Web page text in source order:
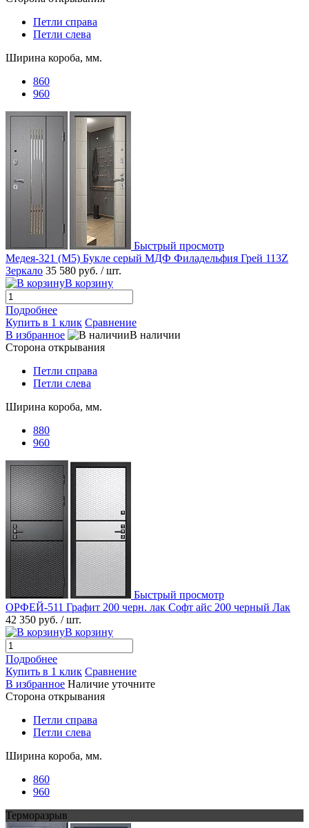
Петли справа
Петли слева
Ширина короба, мм.
860
960
Быстрый просмотр
Медея-321 (М5) Букле серый МДФ Филадельфия Грей 113Z
Зеркало 35 580 руб. / шт.
В корзину
Подробнее
Купить в 1 клик Сравнение
В избранное
В наличии
Сторона открывания
Петли справа
Петли слева
Ширина короба, мм.
880
960
Быстрый просмотр
ОРФЕЙ-511 Графит 200 черн. лак Софт айс 200 черный Лак
42 350 руб. / шт.
В корзину
Подробнее
Купить в 1 клик Сравнение
В избранное Наличие уточните
Сторона открывания
Петли справа
Петли слева
Ширина короба, мм.
860
960
Терморазрыв